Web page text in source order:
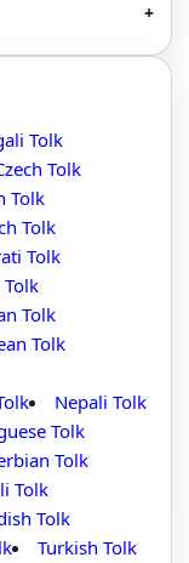
+
Tolk
Tolk
Tolk
Tolk
Tolk
Tolk
Tolk
Nepali Tolk
Tolk
Tolk
Tolk
Tolk
Turkish Tolk